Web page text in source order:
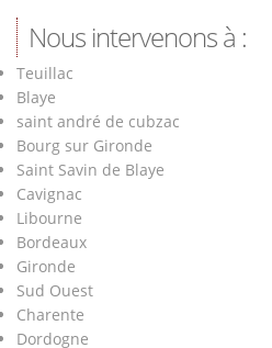
Nous intervenons à :
Teuillac
Blaye
saint andré de cubzac
Bourg sur Gironde
Saint Savin de Blaye
Cavignac
Libourne
Bordeaux
Gironde
Sud Ouest
Charente
Dordogne